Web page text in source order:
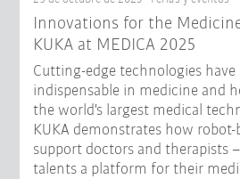
Innovations for the
KUKA at MEDICA 2025
Cutting-edge technologies have
indispensable in medicine and
the world's largest medical
KUKA demonstrates how robot-
support doctors and therapists
talents a platform for their